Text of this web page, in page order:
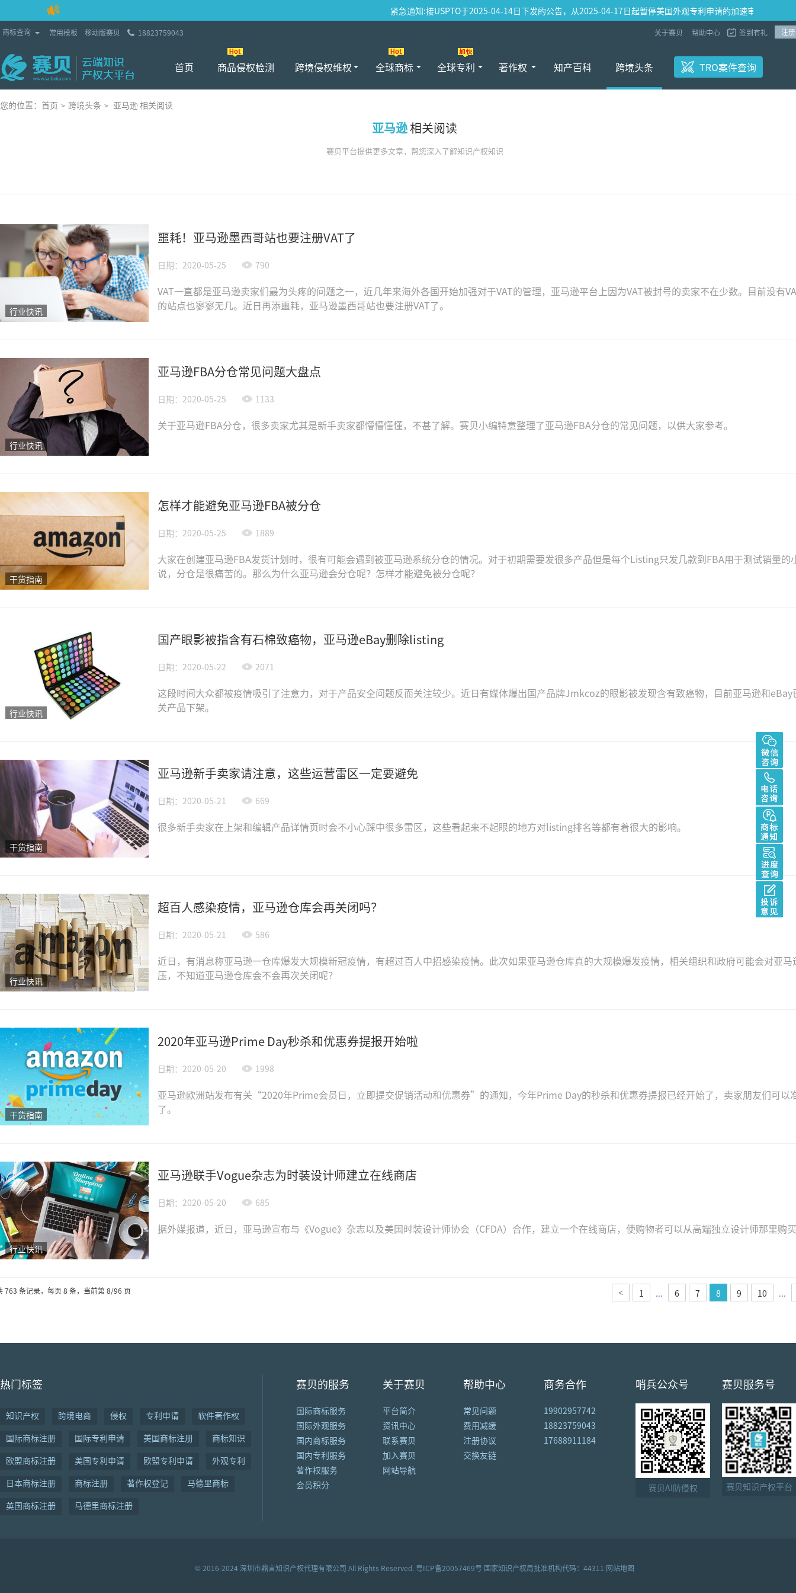
紧急通知:接USPTO于2025-04-14日下发的公告，从2025-04-17日起暂停美国外观专利申请的加速审查业务，以解决
商标查询 Toggle Dropdown
常用模板 移动版赛贝 18823759043 注册
关于赛贝 帮助中心 签到有礼
首页 商品侵权检测 跨境侵权维权 全球商标 全球专利 著作权 知产百科 跨境头条 TRO案件查询
您的位置： 首页 > 跨境头条 > 亚马逊 相关阅读
亚马逊相关阅读
赛贝平台提供更多文章，帮您深入了解知识产权知识
行业快讯
噩耗！亚马逊墨西哥站也要注册VAT了
日期：2020-05-25 790
VAT一直都是亚马逊卖家们最为头疼的问题之一，近几年来海外各国开始加强对于VAT的管理，亚马逊平台上因为VAT被封号的卖家不在少数。目前没有
的站点也寥寥无几。近日再添噩耗，亚马逊墨西哥站也要注册VAT了。
行业快讯
亚马逊FBA分仓常见问题大盘点
日期：2020-05-25 1133
关于亚马逊FBA分仓，很多卖家尤其是新手卖家都懵懵懂懂，不甚了解。赛贝小编特意整理了亚马逊FBA分仓的常见问题，以供大家参考。
干货指南
怎样才能避免亚马逊FBA被分仓
日期：2020-05-25 1889
大家在创建亚马逊FBA发货计划时，很有可能会遇到被亚马逊系统分仓的情况。对于初期需要发很多产品但是每个Listing只发几款到FBA用于测试销量的
说，分仓是很痛苦的。那么为什么亚马逊会分仓呢？怎样才能避免被分仓呢？
行业快讯
国产眼影被指含有石棉致癌物，亚马逊eBay删除listing
日期：2020-05-22 2071
这段时间大众都被疫情吸引了注意力，对于产品安全问题反而关注较少。近日有媒体爆出国产品牌Jmkcoz的眼影被发现含有致癌物，目前亚马逊和eBay
关产品下架。
干货指南
亚马逊新手卖家请注意，这些运营雷区一定要避免
日期：2020-05-21 669
很多新手卖家在上架和编辑产品详情页时会不小心踩中很多雷区，这些看起来不起眼的地方对listing排名等都有着很大的影响。
行业快讯
超百人感染疫情，亚马逊仓库会再关闭吗？
日期：2020-05-21 586
近日，有消息称亚马逊一仓库爆发大规模新冠疫情，有超过百人中招感染疫情。此次如果亚马逊仓库真的大规模爆发疫情，相关组织和政府可能会对亚马
压，不知道亚马逊仓库会不会再次关闭呢？
干货指南
2020年亚马逊Prime Day秒杀和优惠券提报开始啦
日期：2020-05-20 1998
亚马逊欧洲站发布有关“2020年Prime会员日，立即提交促销活动和优惠券”的通知，今年Prime Day的秒杀和优惠券提报已经开始了，卖家朋友们可以
了。
行业快讯
亚马逊联手Vogue杂志为时装设计师建立在线商店
日期：2020-05-20 685
据外媒报道，近日，亚马逊宣布与《Vogue》杂志以及美国时装设计师协会（CFDA）合作，建立一个在线商店，使购物者可以从高端独立设计师那里购
763 条记录，每页8 条，当前第8/96 页 < 1 ... 6 7 8 9 10 ...
热门标签
知识产权 跨境电商 侵权 专利申请
软件著作权
国际商标注册
国际专利申请 美国商标注册
商标知识
欧盟商标注册
美国专利申请 欧盟专利申请
外观专利
日本商标注册
商标注册 著作权登记
马德里商标
英国商标注册
马德里商标注册
赛贝的服务
国际商标服务
国际外观服务
国内商标服务
国内专利服务
著作权服务
会员积分
关于赛贝
平台简介
资讯中心
联系赛贝
加入赛贝
网站导航
帮助中心
常见问题
费用减缓
注册协议
交换友链
商务合作
19902957742
18823759043
17688911184
哨兵公众号
赛贝AI防侵权
赛贝服务号
赛贝知识产权平台
© 2016-2024 深圳市鼎言知识产权代理有限公司 All Rights Reserved. 粤ICP备20057469号 国家知识产权局批准机构代码：44311 网站地图